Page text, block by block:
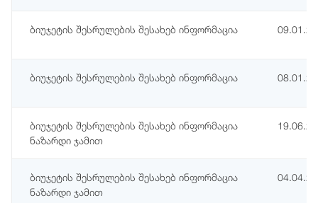
ბიუჯეტის შესრულების შესახებ ინფორმაცია
ბიუჯეტის შესრულების შესახებ ინფორმაცია
ბიუჯეტის შესრულების შესახებ ინფორმაცია
ნაზარდი ჯამით
ბიუჯეტის შესრულების შესახებ ინფორმაცია
ნაზარდი ჯამით